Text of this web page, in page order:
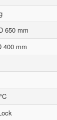
650 mm
400 mm